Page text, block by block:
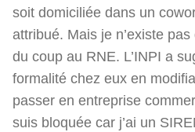
soit domiciliée dans un
attribué. Mais je n’existe
du coup au RNE. L’INPI a
formalité chez eux en
passer en entreprise
suis bloquée car j’ai un